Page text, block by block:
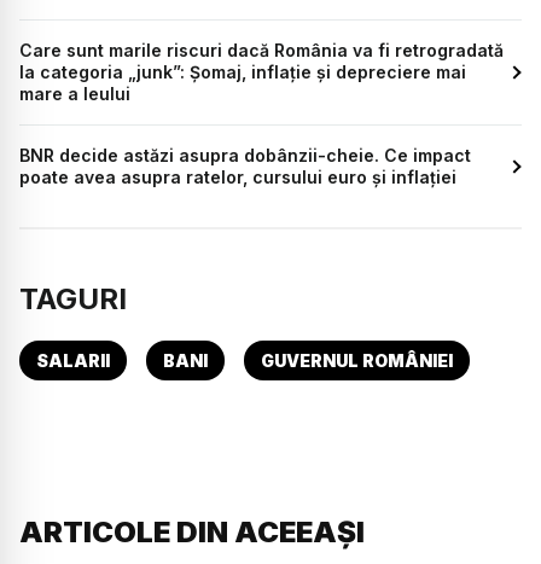
Care sunt marile riscuri dacă România va fi retrogradată
la categoria „junk”: Șomaj, inflație și depreciere mai
mare a leului
BNR decide astăzi asupra dobânzii-cheie. Ce impact
poate avea asupra ratelor, cursului euro și inflației
TAGURI
SALARII BANI GUVERNUL ROMÂNIEI
ARTICOLE DIN ACEEAȘI